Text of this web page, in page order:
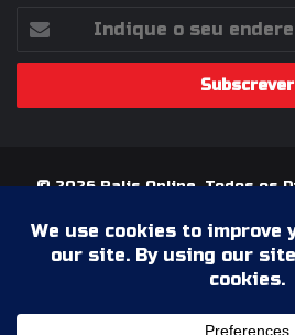
seu
de
© 2026 Ralis Online, Todos os
Paixão pelos Ralis
Termos & Condições